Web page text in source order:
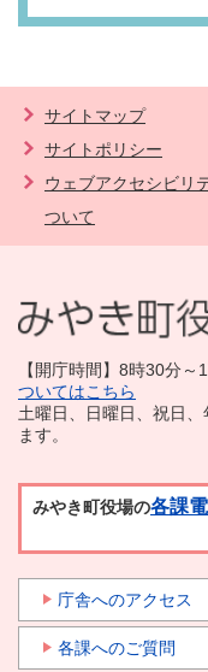
サイトマップ
サイトポリシー
ウェブアクセシビリ
ついて
【開庁時間】8時30分
ついてはこちら
土曜日、日曜日、祝日
ます。
みやき町役場の各課
庁舎へのアクセス
各課へのご質問